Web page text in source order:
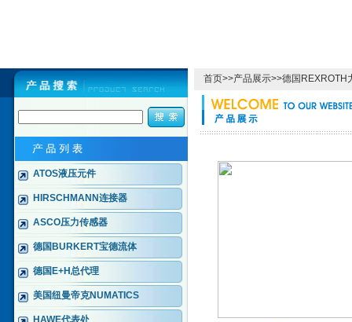
ATOS液压元件
HIRSCHMANN连接器
ASCO压力传感器
德国BURKERT宝德流体
德国E+H总代理
美国纽曼帝克NUMATICS
HAWE代表处
首页>>产品展示>>德国REXROTH